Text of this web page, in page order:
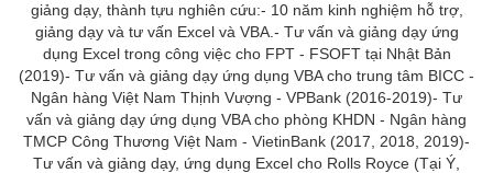
Power BI
giảng dạy, thành tựu nghiên cứu:- 10 năm kinh nghiệm hỗ trợ,
giảng dạy và tư vấn Excel và VBA.- Tư vấn và giảng dạy ứng
dụng Excel trong công việc cho FPT - FSOFT tại Nhật Bản
(2019)- Tư vấn và giảng dạy ứng dụng VBA cho trung tâm BICC -
Ngân hàng Việt Nam Thịnh Vượng - VPBank (2016-2019)- Tư
vấn và giảng dạy ứng dụng VBA cho phòng KHDN - Ngân hàng
TMCP Công Thương Việt Nam - VietinBank (2017, 2018, 2019)-
Tư vấn và giảng dạy, ứng dụng Excel cho Rolls Royce (Tại Ý,